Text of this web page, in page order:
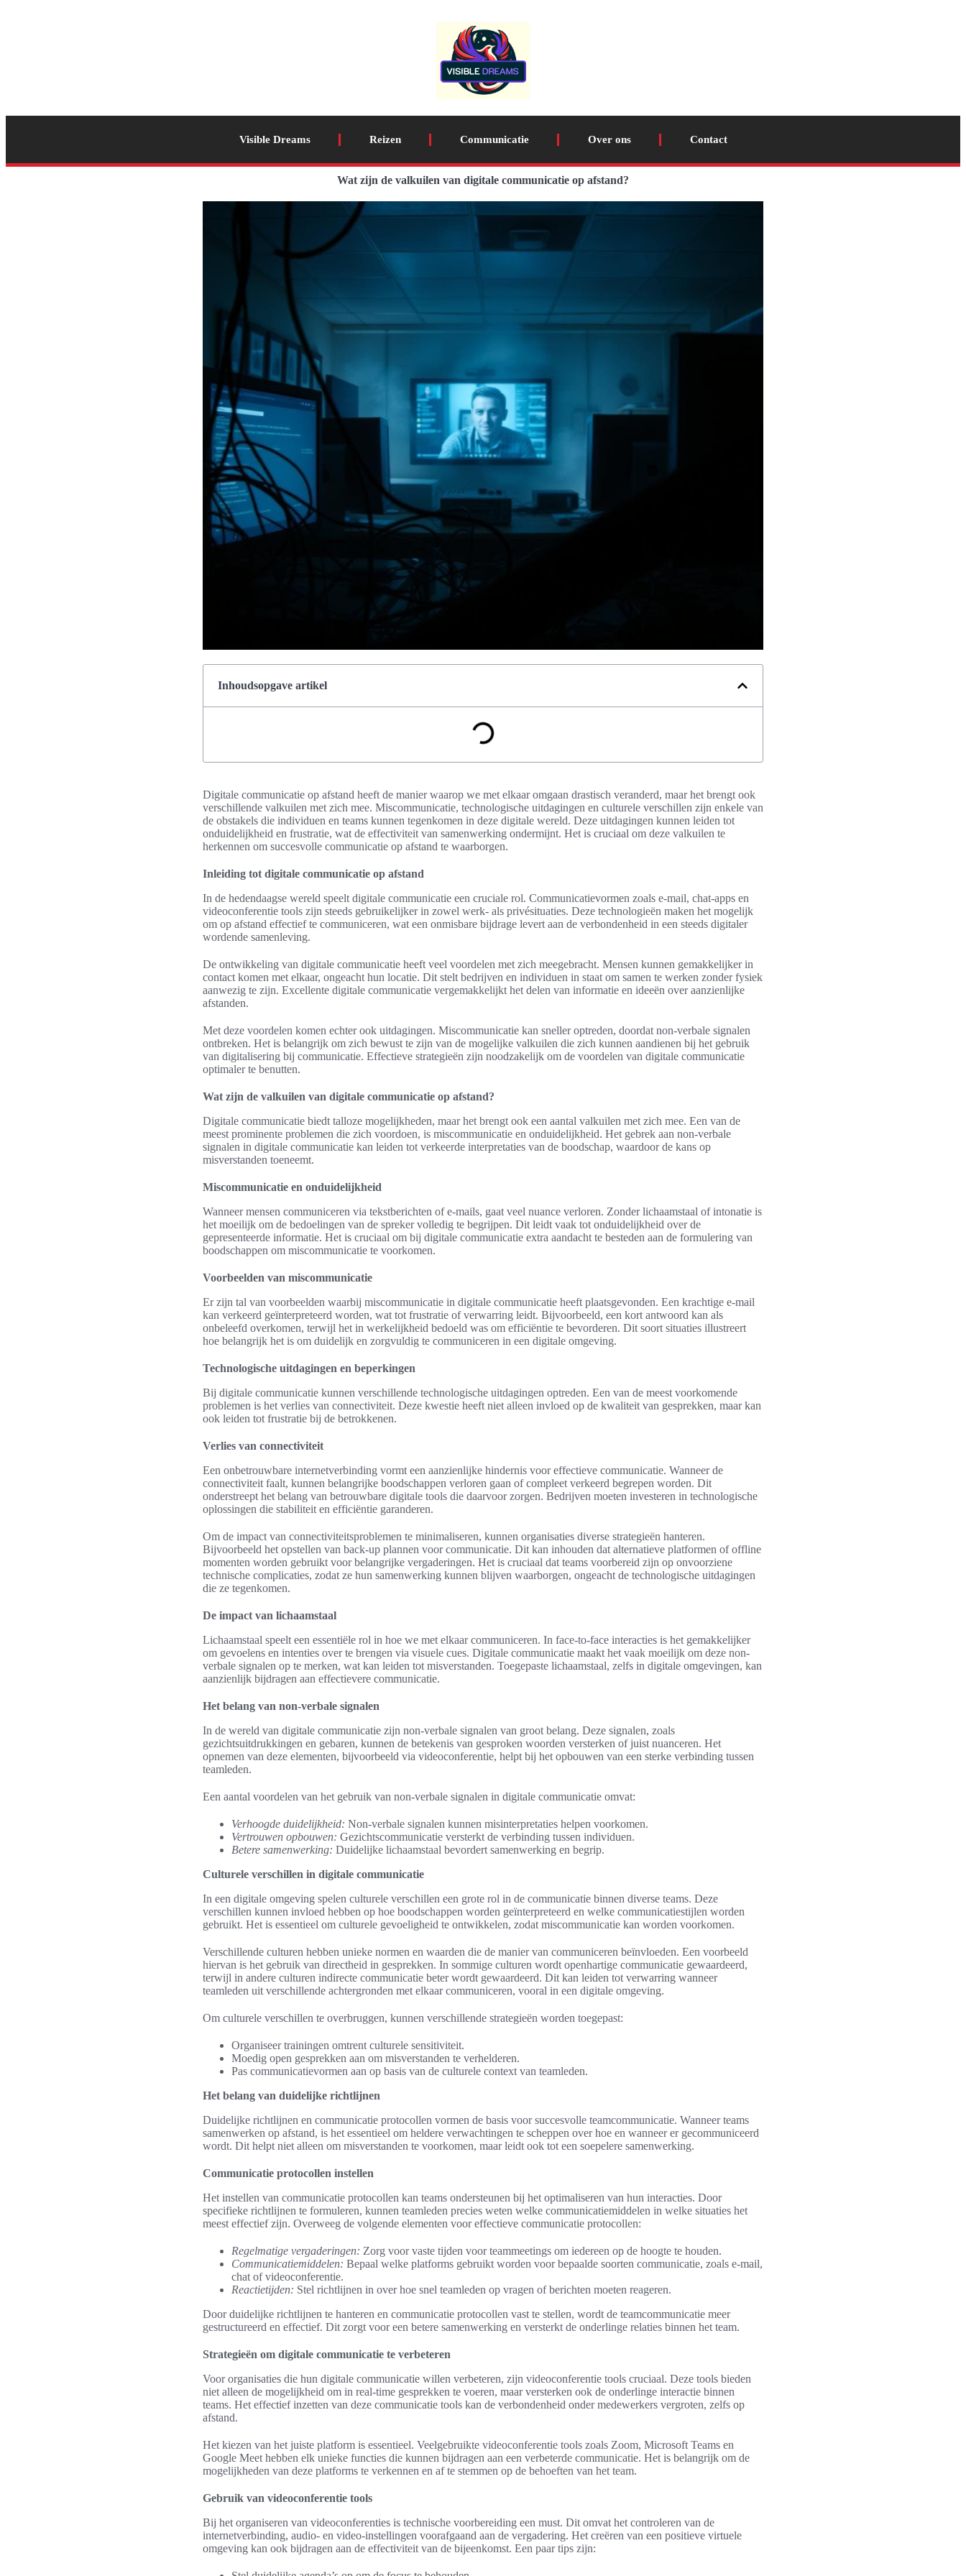
Visible Dreams Reizen Communicatie Over ons Contact
Wat zijn de valkuilen van digitale communicatie op afstand?
Inhoudsopgave artikel
Digitale communicatie op afstand heeft de manier waarop we met elkaar omgaan drastisch veranderd, maar het brengt ook
verschillende valkuilen met zich mee. Miscommunicatie, technologische uitdagingen en culturele verschillen zijn enkele van
de obstakels die individuen en teams kunnen tegenkomen in deze digitale wereld. Deze uitdagingen kunnen leiden tot
onduidelijkheid en frustratie, wat de effectiviteit van samenwerking ondermijnt. Het is cruciaal om deze valkuilen te
herkennen om succesvolle communicatie op afstand te waarborgen.
Inleiding tot digitale communicatie op afstand
In de hedendaagse wereld speelt digitale communicatie een cruciale rol. Communicatievormen zoals e-mail, chat-apps en
videoconferentie tools zijn steeds gebruikelijker in zowel werk- als privésituaties. Deze technologieën maken het mogelijk
om op afstand effectief te communiceren, wat een onmisbare bijdrage levert aan de verbondenheid in een steeds digitaler
wordende samenleving.
De ontwikkeling van digitale communicatie heeft veel voordelen met zich meegebracht. Mensen kunnen gemakkelijker in
contact komen met elkaar, ongeacht hun locatie. Dit stelt bedrijven en individuen in staat om samen te werken zonder fysiek
aanwezig te zijn. Excellente digitale communicatie vergemakkelijkt het delen van informatie en ideeën over aanzienlijke
afstanden.
Met deze voordelen komen echter ook uitdagingen. Miscommunicatie kan sneller optreden, doordat non-verbale signalen
ontbreken. Het is belangrijk om zich bewust te zijn van de mogelijke valkuilen die zich kunnen aandienen bij het gebruik
van digitalisering bij communicatie. Effectieve strategieën zijn noodzakelijk om de voordelen van digitale communicatie
optimaler te benutten.
Wat zijn de valkuilen van digitale communicatie op afstand?
Digitale communicatie biedt talloze mogelijkheden, maar het brengt ook een aantal valkuilen met zich mee. Een van de
meest prominente problemen die zich voordoen, is miscommunicatie en onduidelijkheid. Het gebrek aan non-verbale
signalen in digitale communicatie kan leiden tot verkeerde interpretaties van de boodschap, waardoor de kans op
misverstanden toeneemt.
Miscommunicatie en onduidelijkheid
Wanneer mensen communiceren via tekstberichten of e-mails, gaat veel nuance verloren. Zonder lichaamstaal of intonatie is
het moeilijk om de bedoelingen van de spreker volledig te begrijpen. Dit leidt vaak tot onduidelijkheid over de
gepresenteerde informatie. Het is cruciaal om bij digitale communicatie extra aandacht te besteden aan de formulering van
boodschappen om miscommunicatie te voorkomen.
Voorbeelden van miscommunicatie
Er zijn tal van voorbeelden waarbij miscommunicatie in digitale communicatie heeft plaatsgevonden. Een krachtige e-mail
kan verkeerd geïnterpreteerd worden, wat tot frustratie of verwarring leidt. Bijvoorbeeld, een kort antwoord kan als
onbeleefd overkomen, terwijl het in werkelijkheid bedoeld was om efficiëntie te bevorderen. Dit soort situaties illustreert
hoe belangrijk het is om duidelijk en zorgvuldig te communiceren in een digitale omgeving.
Technologische uitdagingen en beperkingen
Bij digitale communicatie kunnen verschillende technologische uitdagingen optreden. Een van de meest voorkomende
problemen is het verlies van connectiviteit. Deze kwestie heeft niet alleen invloed op de kwaliteit van gesprekken, maar kan
ook leiden tot frustratie bij de betrokkenen.
Verlies van connectiviteit
Een onbetrouwbare internetverbinding vormt een aanzienlijke hindernis voor effectieve communicatie. Wanneer de
connectiviteit faalt, kunnen belangrijke boodschappen verloren gaan of compleet verkeerd begrepen worden. Dit
onderstreept het belang van betrouwbare digitale tools die daarvoor zorgen. Bedrijven moeten investeren in technologische
oplossingen die stabiliteit en efficiëntie garanderen.
Om de impact van connectiviteitsproblemen te minimaliseren, kunnen organisaties diverse strategieën hanteren.
Bijvoorbeeld het opstellen van back-up plannen voor communicatie. Dit kan inhouden dat alternatieve platformen of offline
momenten worden gebruikt voor belangrijke vergaderingen. Het is cruciaal dat teams voorbereid zijn op onvoorziene
technische complicaties, zodat ze hun samenwerking kunnen blijven waarborgen, ongeacht de technologische uitdagingen
die ze tegenkomen.
De impact van lichaamstaal
Lichaamstaal speelt een essentiële rol in hoe we met elkaar communiceren. In face-to-face interacties is het gemakkelijker
om gevoelens en intenties over te brengen via visuele cues. Digitale communicatie maakt het vaak moeilijk om deze non-
verbale signalen op te merken, wat kan leiden tot misverstanden. Toegepaste lichaamstaal, zelfs in digitale omgevingen, kan
aanzienlijk bijdragen aan effectievere communicatie.
Het belang van non-verbale signalen
In de wereld van digitale communicatie zijn non-verbale signalen van groot belang. Deze signalen, zoals
gezichtsuitdrukkingen en gebaren, kunnen de betekenis van gesproken woorden versterken of juist nuanceren. Het
opnemen van deze elementen, bijvoorbeeld via videoconferentie, helpt bij het opbouwen van een sterke verbinding tussen
teamleden.
Een aantal voordelen van het gebruik van non-verbale signalen in digitale communicatie omvat:
Verhoogde duidelijkheid: Non-verbale signalen kunnen misinterpretaties helpen voorkomen.
Vertrouwen opbouwen: Gezichtscommunicatie versterkt de verbinding tussen individuen.
Betere samenwerking: Duidelijke lichaamstaal bevordert samenwerking en begrip.
Culturele verschillen in digitale communicatie
In een digitale omgeving spelen culturele verschillen een grote rol in de communicatie binnen diverse teams. Deze
verschillen kunnen invloed hebben op hoe boodschappen worden geïnterpreteerd en welke communicatiestijlen worden
gebruikt. Het is essentieel om culturele gevoeligheid te ontwikkelen, zodat miscommunicatie kan worden voorkomen.
Verschillende culturen hebben unieke normen en waarden die de manier van communiceren beïnvloeden. Een voorbeeld
hiervan is het gebruik van directheid in gesprekken. In sommige culturen wordt openhartige communicatie gewaardeerd,
terwijl in andere culturen indirecte communicatie beter wordt gewaardeerd. Dit kan leiden tot verwarring wanneer
teamleden uit verschillende achtergronden met elkaar communiceren, vooral in een digitale omgeving.
Om culturele verschillen te overbruggen, kunnen verschillende strategieën worden toegepast:
Organiseer trainingen omtrent culturele sensitiviteit.
Moedig open gesprekken aan om misverstanden te verhelderen.
Pas communicatievormen aan op basis van de culturele context van teamleden.
Het belang van duidelijke richtlijnen
Duidelijke richtlijnen en communicatie protocollen vormen de basis voor succesvolle teamcommunicatie. Wanneer teams
samenwerken op afstand, is het essentieel om heldere verwachtingen te scheppen over hoe en wanneer er gecommuniceerd
wordt. Dit helpt niet alleen om misverstanden te voorkomen, maar leidt ook tot een soepelere samenwerking.
Communicatie protocollen instellen
Het instellen van communicatie protocollen kan teams ondersteunen bij het optimaliseren van hun interacties. Door
specifieke richtlijnen te formuleren, kunnen teamleden precies weten welke communicatiemiddelen in welke situaties het
meest effectief zijn. Overweeg de volgende elementen voor effectieve communicatie protocollen:
Regelmatige vergaderingen: Zorg voor vaste tijden voor teammeetings om iedereen op de hoogte te houden.
Communicatiemiddelen: Bepaal welke platforms gebruikt worden voor bepaalde soorten communicatie, zoals e-mail,
chat of videoconferentie.
Reactietijden: Stel richtlijnen in over hoe snel teamleden op vragen of berichten moeten reageren.
Door duidelijke richtlijnen te hanteren en communicatie protocollen vast te stellen, wordt de teamcommunicatie meer
gestructureerd en effectief. Dit zorgt voor een betere samenwerking en versterkt de onderlinge relaties binnen het team.
Strategieën om digitale communicatie te verbeteren
Voor organisaties die hun digitale communicatie willen verbeteren, zijn videoconferentie tools cruciaal. Deze tools bieden
niet alleen de mogelijkheid om in real-time gesprekken te voeren, maar versterken ook de onderlinge interactie binnen
teams. Het effectief inzetten van deze communicatie tools kan de verbondenheid onder medewerkers vergroten, zelfs op
afstand.
Het kiezen van het juiste platform is essentieel. Veelgebruikte videoconferentie tools zoals Zoom, Microsoft Teams en
Google Meet hebben elk unieke functies die kunnen bijdragen aan een verbeterde communicatie. Het is belangrijk om de
mogelijkheden van deze platforms te verkennen en af te stemmen op de behoeften van het team.
Gebruik van videoconferentie tools
Bij het organiseren van videoconferenties is technische voorbereiding een must. Dit omvat het controleren van de
internetverbinding, audio- en video-instellingen voorafgaand aan de vergadering. Het creëren van een positieve virtuele
omgeving kan ook bijdragen aan de effectiviteit van de bijeenkomst. Een paar tips zijn: